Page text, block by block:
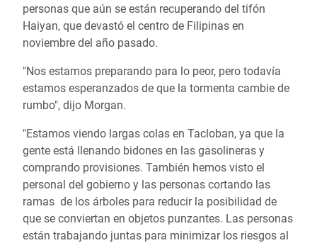
personas que aún se están recuperando del tifón
Haiyan, que devastó el centro de Filipinas en
noviembre del año pasado.
"Nos estamos preparando para lo peor, pero todavía
estamos esperanzados de que la tormenta cambie de
rumbo", dijo Morgan.
"Estamos viendo largas colas en Tacloban, ya que la
gente está llenando bidones en las gasolineras y
comprando provisiones. También hemos visto el
personal del gobierno y las personas cortando las
ramas de los árboles para reducir la posibilidad de
que se conviertan en objetos punzantes. Las personas
están trabajando juntas para minimizar los riesgos al